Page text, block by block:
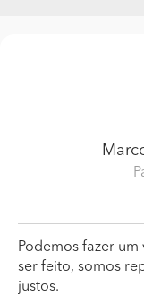
Podemos fazer
ser feito, somos
justos.